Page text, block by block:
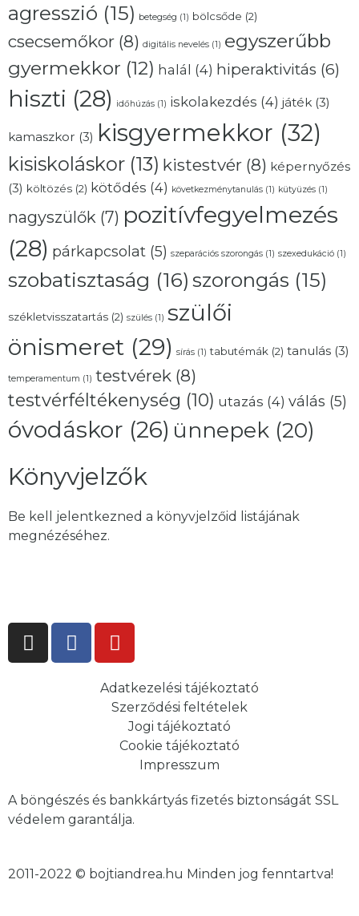
agresszió (15) betegség (1) bölcsőde (2)
csecsemőkor (8) digitális nevelés (1) egyszerűbb
gyermekkor (12) halál (4) hiperaktivitás (6)
hiszti (28) időhúzás (1) iskolakezdés (4) játék (3)
kamaszkor (3) kisgyermekkor (32)
kisiskoláskor (13) kistestvér (8) képernyőzés
(3) költözés (2) kötődés (4) következménytanulás (1) kütyüzés (1)
nagyszülők (7) pozitívfegyelmezés
(28) párkapcsolat (5) szeparációs szorongás (1) szexedukáció (1)
szobatisztaság (16) szorongás (15)
székletvisszatartás (2) szülés (1) szülői
önismeret (29) sírás (1) tabutémák (2) tanulás (3)
temperamentum (1) testvérek (8)
testvérféltékenység (10) utazás (4) válás (5)
óvodáskor (26) ünnepek (20)
Könyvjelzők
Be kell jelentkezned a könyvjelzőid listájának
megnézéséhez.
Adatkezelési tájékoztató
Szerződési feltételek
Jogi tájékoztató
Cookie tájékoztató
Impresszum
A böngészés és bankkártyás fizetés biztonságát SSL
védelem garantálja.
2011-2022 © bojtiandrea.hu Minden jog fenntartva!